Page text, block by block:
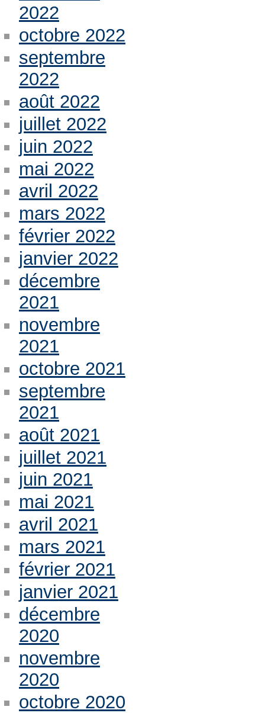
2022
octobre 2022
septembre
2022
août 2022
juillet 2022
juin 2022
mai 2022
avril 2022
mars 2022
février 2022
janvier 2022
décembre
2021
novembre
2021
octobre 2021
septembre
2021
août 2021
juillet 2021
juin 2021
mai 2021
avril 2021
mars 2021
février 2021
janvier 2021
décembre
2020
novembre
2020
octobre 2020